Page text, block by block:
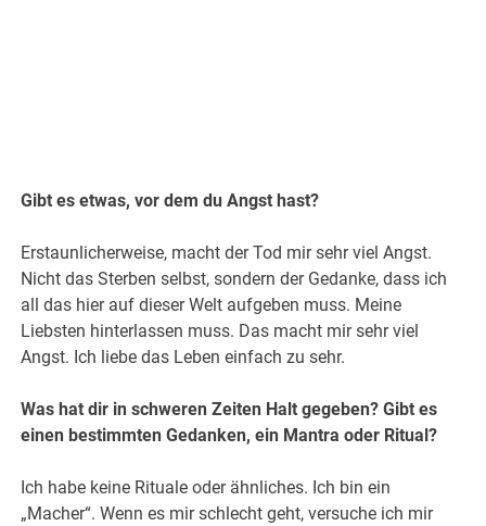
Gibt es etwas, vor dem du Angst hast?
Erstaunlicherweise, macht der Tod mir sehr viel Angst.
Nicht das Sterben selbst, sondern der Gedanke, dass ich
all das hier auf dieser Welt aufgeben muss. Meine
Liebsten hinterlassen muss. Das macht mir sehr viel
Angst. Ich liebe das Leben einfach zu sehr.
Was hat dir in schweren Zeiten Halt gegeben? Gibt es
einen bestimmten Gedanken, ein Mantra oder Ritual?
Ich habe keine Rituale oder ähnliches. Ich bin ein
„Macher“. Wenn es mir schlecht geht, versuche ich mir